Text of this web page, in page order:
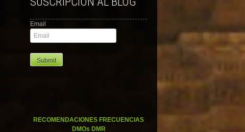
Email
RECOMENDACIONES FRECUENCIAS
DMOs DMR